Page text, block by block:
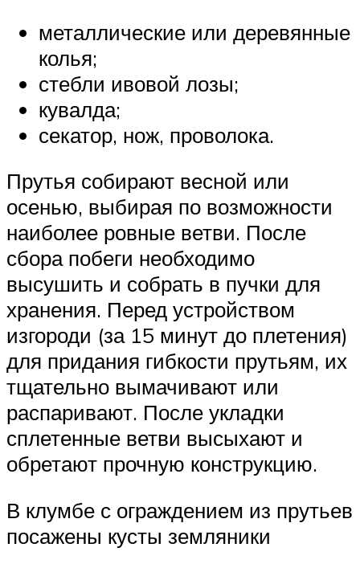
металлические или деревянные
колья;
стебли ивовой лозы;
кувалда;
секатор, нож, проволока.
Прутья собирают весной или
осенью, выбирая по возможности
наиболее ровные ветви. После
сбора побеги необходимо
высушить и собрать в пучки для
хранения. Перед устройством
изгороди (за 15 минут до плетения)
для придания гибкости прутьям, их
тщательно вымачивают или
распаривают. После укладки
сплетенные ветви высыхают и
обретают прочную конструкцию.
В клумбе с ограждением из прутьев
посажены кусты земляники